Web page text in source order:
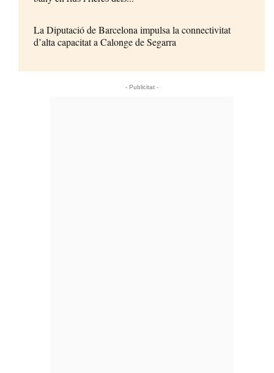
La Diputació de Barcelona impulsa la connectivitat
d’alta capacitat a Calonge de Segarra
- Publicitat -